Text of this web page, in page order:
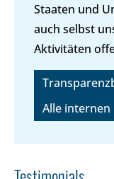
Staaten und
auch selbst
Aktivitäten
Alle